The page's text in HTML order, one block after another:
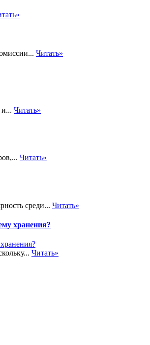
Читать»
и... Читать»
Читать»
среди... Читать»
хранения?
Читать»